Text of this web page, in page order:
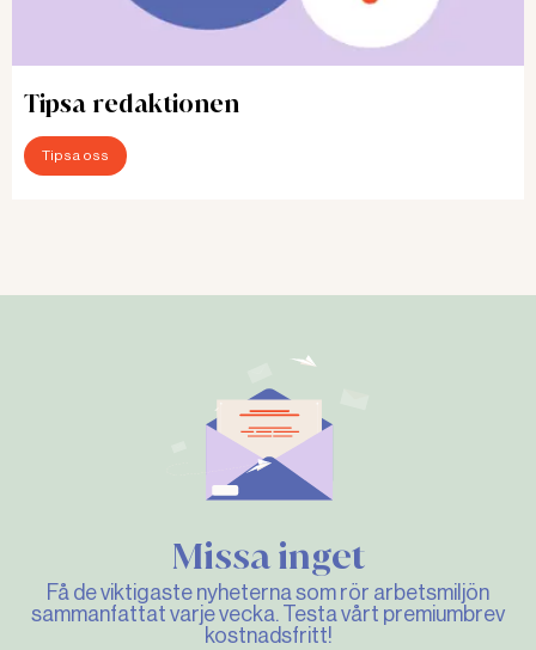
Inleddes i maj 2022 och blev permanent ett år
Samtliga 110 chefer i kommunen uppmanades
att vara med på en föreläsning i maj 2022. En
onlineutbildning finns nu tillgänglig för
för alla medarbetare i kommunen. Över 800
kvinnor har gått utbildningen.
De kvinnor som vill kan boka tid för individuell
klimakterierådgivning. Vid behov slussas de
vidare till en vårdcentral.
Kostnad: 400 000 kronor per år för
föreläsare och klimakterierådgivning.
Källa: Kristina Svensson
Tipsa redaktionen
Tipsa oss
Missa inget
Få de viktigaste nyheterna som rör arbetsmiljön
sammanfattat varje vecka. Testa vårt premiumbrev
kostnadsfritt!